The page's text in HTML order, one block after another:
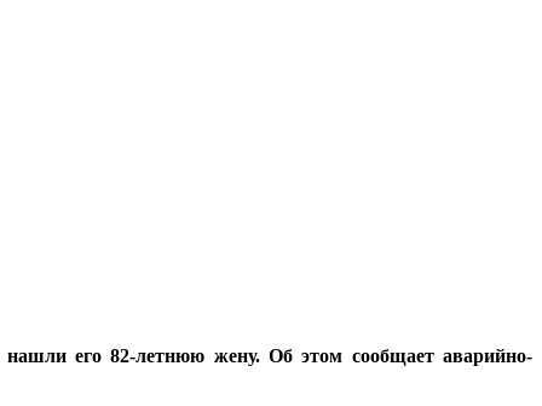
его 82-летнюю жену. Об этом сообщает аварийно-